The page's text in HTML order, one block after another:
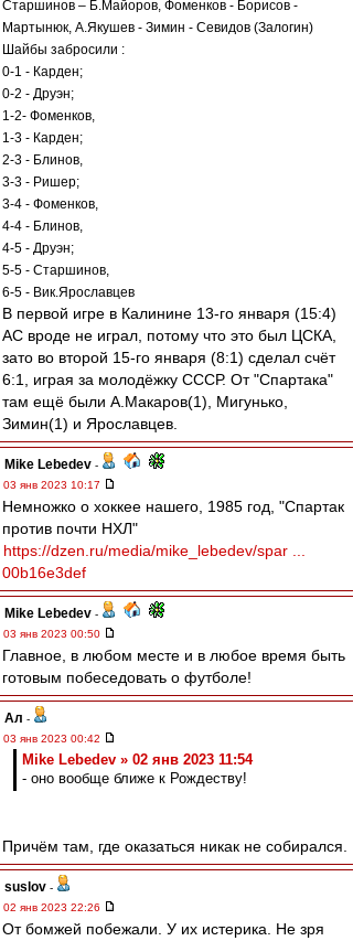
Старшинов – Б.Майоров, Фоменков - Борисов -
Мартынюк, А.Якушев - Зимин - Севидов (Залогин)
Шайбы забросили :
0-1 - Карден;
0-2 - Друэн;
1-2- Фоменков,
1-3 - Карден;
2-3 - Блинов,
3-3 - Ришер;
3-4 - Фоменков,
4-4 - Блинов,
4-5 - Друэн;
5-5 - Старшинов,
6-5 - Вик.Ярославцев
В первой игре в Калинине 13-го января (15:4)
АС вроде не играл, потому что это был ЦСКА,
зато во второй 15-го января (8:1) сделал счёт
6:1, играя за молодёжку СССР. От "Спартака"
там ещё были А.Макаров(1), Мигунько,
Зимин(1) и Ярославцев.
Mike Lebedev -
03 янв 2023 10:17
Немножко о хоккее нашего, 1985 год, "Спартак
против почти НХЛ"
https://dzen.ru/media/mike_lebedev/spar ...
00b16e3def
Mike Lebedev -
03 янв 2023 00:50
Главное, в любом месте и в любое время быть
готовым побеседовать о футболе!
Ал -
03 янв 2023 00:42
Mike Lebedev » 02 янв 2023 11:54
- оно вообще ближе к Рождеству!
Причём там, где оказаться никак не собирался.
suslov -
02 янв 2023 22:26
От бомжей побежали. У их истерика. Не зря